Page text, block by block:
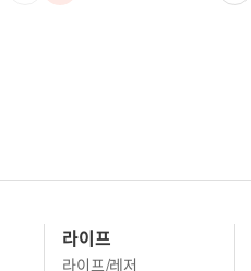
라이프
라이프/레저